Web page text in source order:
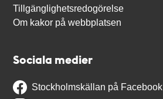
Tillgänglighetsredogörelse
Om kakor på webbplatsen
Sociala medier
Stockholmskällan på Facebook